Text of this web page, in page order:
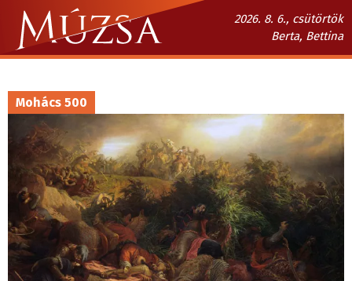
Ugrás
tartalomra
2026. 8. 6., csütörtök
Berta, Bettina
Múzsa.sk
navigáció
Mohács 500